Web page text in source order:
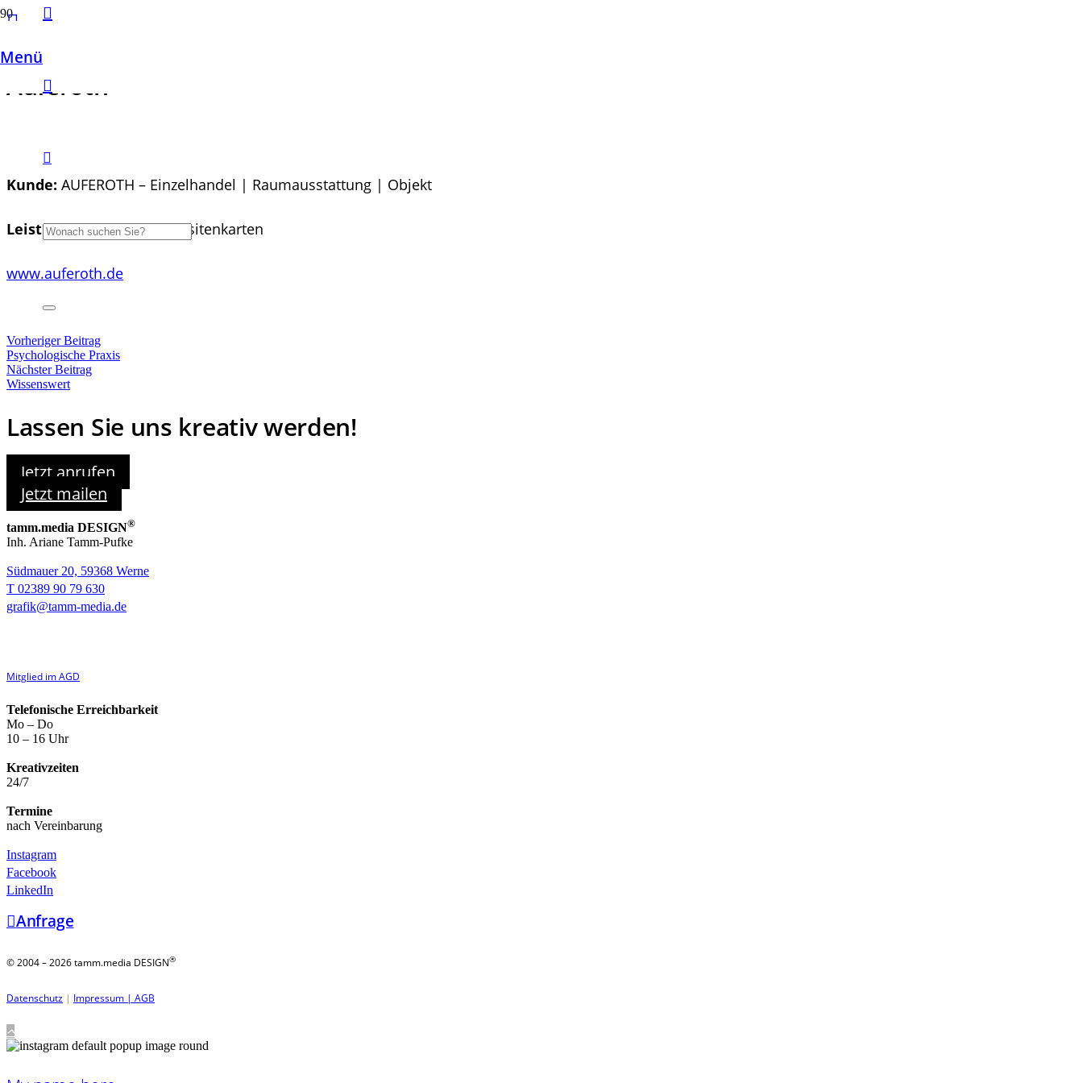
Menü
Auferoth
Kunde: AUFEROTH – Einzelhandel | Raumausstattung | Objekt
Leistung:Web Design | Visitenkarten
www.auferoth.de
Vorheriger Beitrag
Psychologische Praxis
Nächster Beitrag
Wissenswert
Lassen Sie uns kreativ werden!
Jetzt anrufen
Jetzt mailen
tamm.media DESIGN®
Inh. Ariane Tamm-Pufke
Südmauer 20, 59368 Werne
T 02389 90 79 630
grafik@tamm-media.de
Mitglied im AGD
Telefonische Erreichbarkeit
Mo – Do
10 – 16 Uhr
Kreativzeiten
24/7
Termine
nach Vereinbarung
Instagram
Facebook
LinkedIn
Anfrage
© 2004 – 2026 tamm.media DESIGN®
Datenschutz | Impressum | AGB